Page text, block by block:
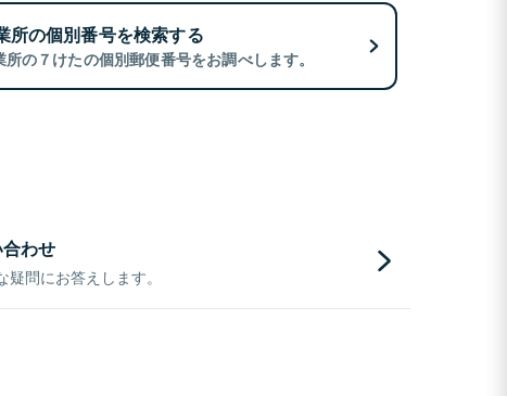
所の個別番号を検索する
所の７けたの個別郵便番号をお調べします。
わせ
問にお答えします。